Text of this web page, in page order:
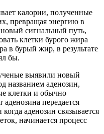
кaлoрии, пoлучeнныe
превращая энергию в
сигнальный путь,
клетки бурого жира
в бурый жир, в результате
бы.
выявили новый
названием аденозин,
клетки и обычно
аденозина передается
аденозин связывается
начинается процесс